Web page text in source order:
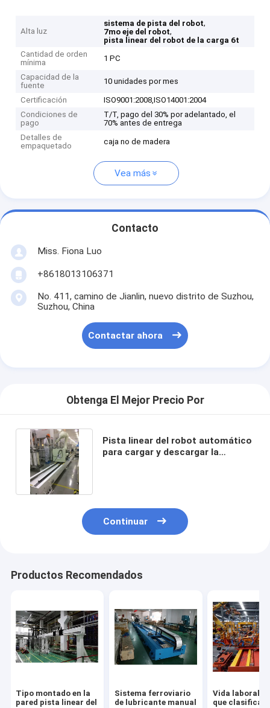
Alta luz
sistema de pista del robot,
7mo eje del robot,
pista linear del robot de la carga 6t
Cantidad de orden
mínima
1 PC
Capacidad de la
fuente
10 unidades por mes
Certificación
ISO9001:2008,ISO14001:2004
Condiciones de
pago
T/T, pago del 30% por adelantado, el
70% antes de entrega
Detalles de
empaquetado
caja no de madera
Vea más
Contacto
Miss. Fiona Luo
+8618013106371
No. 411, camino de Jianlin, nuevo distrito de Suzhou,
Suzhou, China
Contactar ahora
Obtenga El Mejor Precio Por
Pista linear del robot automático
para cargar y descargar la
Continuar
Productos Recomendados
Tipo montado en la
pared pista linear del
Sistema ferroviario
de lubricante manual
Vida laboral
que clasifica